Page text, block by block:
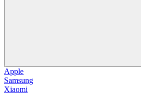
Apple
Samsung
Xiaomi